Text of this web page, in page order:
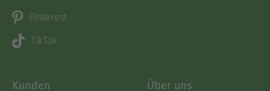
Pinterest
TikTok
Kunden Über uns